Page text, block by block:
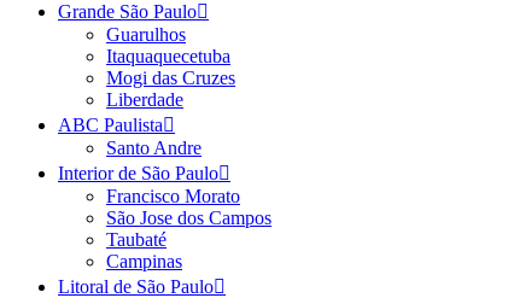
Grande São Paulo
Guarulhos
Itaquaquecetuba
Mogi das Cruzes
Liberdade
ABC Paulista
Santo Andre
Interior de São Paulo
Francisco Morato
São Jose dos Campos
Taubaté
Campinas
Litoral de São Paulo